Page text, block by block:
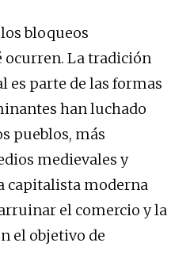
bloqueos
ocurren. La tradición
es parte de las formas
han luchado
pueblos, más
medievales y
capitalista moderna
el comercio y la
el objetivo de